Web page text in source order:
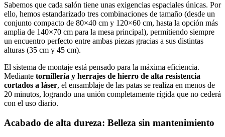
Sabemos que cada salón tiene unas exigencias espaciales únicas. Por
ello, hemos estandarizado tres combinaciones de tamaño (desde un
conjunto compacto de 80×40 cm y 120×60 cm, hasta la opción más
amplia de 140×70 cm para la mesa principal), permitiendo siempre
un encuentro perfecto entre ambas piezas gracias a sus distintas
alturas (35 cm y 45 cm).
El sistema de montaje está pensado para la máxima eficiencia.
Mediante tornillería y herrajes de hierro de alta resistencia
cortados a láser, el ensamblaje de las patas se realiza en menos de
20 minutos, logrando una unión completamente rígida que no cederá
con el uso diario.
Acabado de alta dureza: Belleza sin mantenimiento